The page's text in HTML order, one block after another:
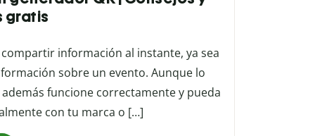
gratis
información al instante, ya sea
sobre un evento. Aunque lo
funcione correctamente y pueda
con tu marca o […]